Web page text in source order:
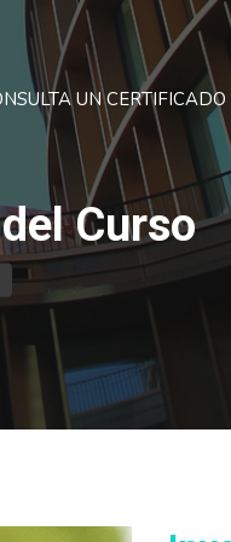
UN CERTIFICADO
Curso